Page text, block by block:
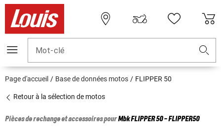
Mot-clé
Page d'accueil Base de données motos FLIPPER 50
Retour à la sélection de motos
Pièces de rechange et accessoires pourMbkFLIPPER 50 - FLIPPER50